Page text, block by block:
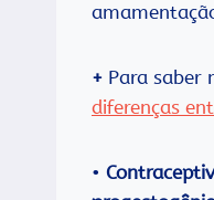
+ Para saber
diferenças
•